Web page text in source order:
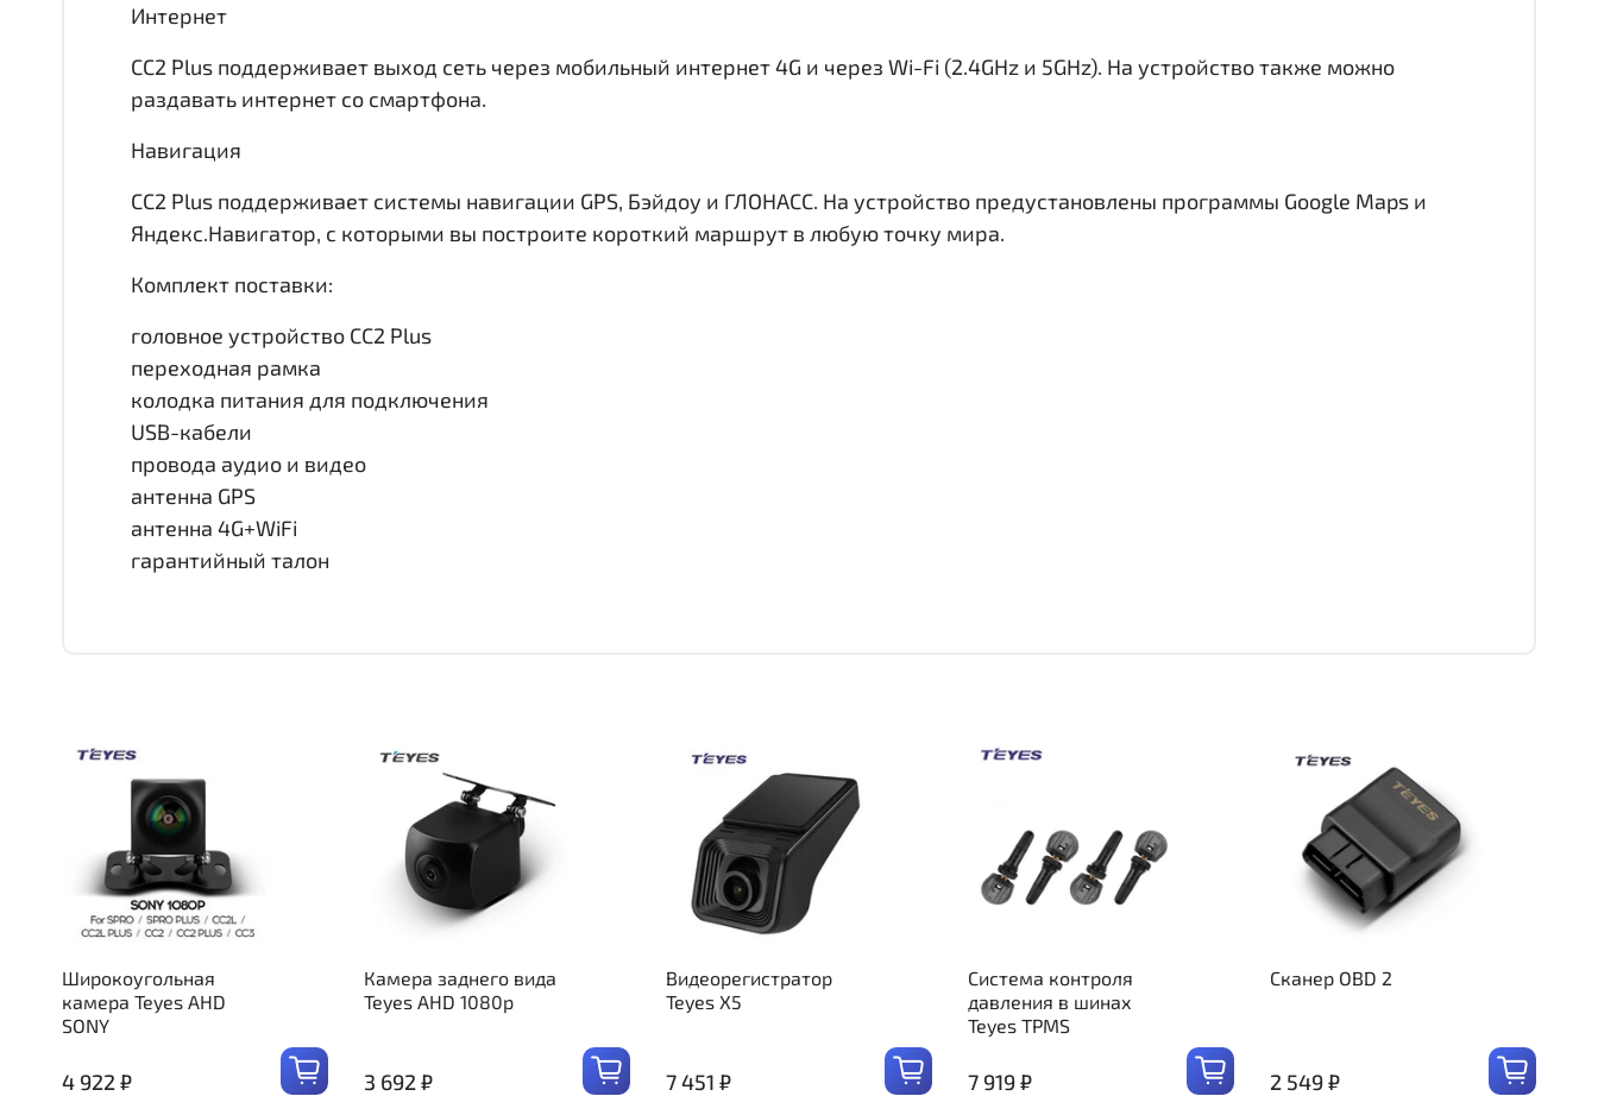
Интернет
CC2 Plus поддерживает выход сеть через мобильный интернет 4G и через Wi-Fi (2.4GHz и 5GHz). На устройство также можно
раздавать интернет со смартфона.
Навигация
CC2 Plus поддерживает системы навигации GPS, Бэйдоу и ГЛОНАСС. На устройство предустановлены программы Google Maps и
Яндекс.Навигатор, с которыми вы построите короткий маршрут в любую точку мира.
Комплект поставки:
головное устройство CC2 Plus
переходная рамка
колодка питания для подключения
USB-кабели
провода аудио и видео
антенна GPS
антенна 4G+WiFi
гарантийный талон
Широкоугольная
камера Teyes AHD
SONY
4 922 ₽
Камера заднего вида
Teyes AHD 1080p
3 692 ₽
Видеорегистратор
Teyes X5
7 451 ₽
Система контроля
давления в шинах
Teyes TPMS
7 919 ₽
Сканер OBD 2
2 549 ₽